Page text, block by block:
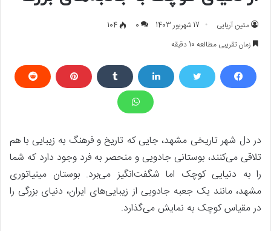
متین آریایی 17 شهریور 1403 0
104
زمان تقریبی مطالعه 10 دقیقه
در دل شهر تاریخی مشهد، جایی که تاریخ و فرهنگ به زیبایی با هم
تلاقی می‌کنند، بوستانی جادویی و منحصر به فرد وجود دارد که شما
را به دنیایی کوچک اما شگفت‌انگیز می‌برد. بوستان مینیاتوری
مشهد، مانند یک جعبه جادویی از زیبایی‌های ایران، دنیای بزرگی را
در مقیاس کوچک به نمایش می‌گذارد.